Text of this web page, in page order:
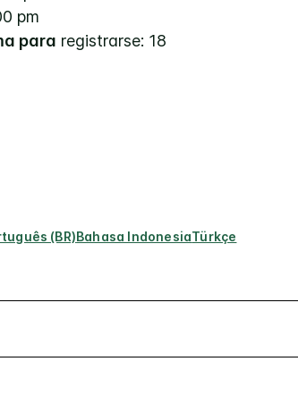
pm
para registrarse: 18
(BR)Bahasa IndonesiaTürkçe